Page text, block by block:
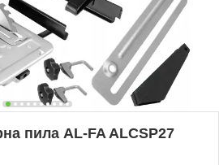
пила AL-FA ALCSP27